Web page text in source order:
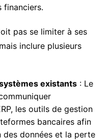
financiers.
pas se limiter à ses
inclure plusieurs
existants: Le
les outils de gestion
bancaires afin
des données et la perte